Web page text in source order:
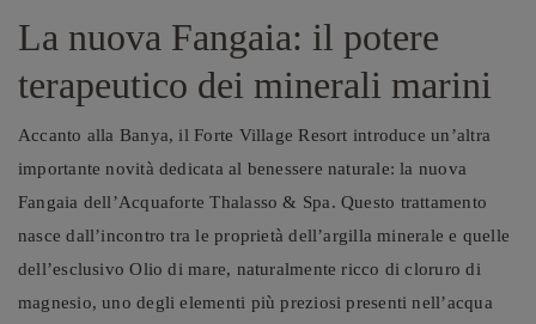
La nuova Fangaia: il potere
terapeutico dei minerali marini
Accanto alla Banya, il Forte Village Resort introduce un’altra
importante novità dedicata al benessere naturale: la nuova
Fangaia dell’Acquaforte Thalasso & Spa. Questo trattamento
nasce dall’incontro tra le proprietà dell’argilla minerale e quelle
dell’esclusivo Olio di mare, naturalmente ricco di cloruro di
magnesio, uno degli elementi più preziosi presenti nell’acqua